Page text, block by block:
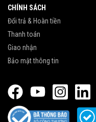
CHÍNH SÁCH
Đổi trả & Hoàn tiền
Thanh toán
Giao nhận
Bảo mật thông tin